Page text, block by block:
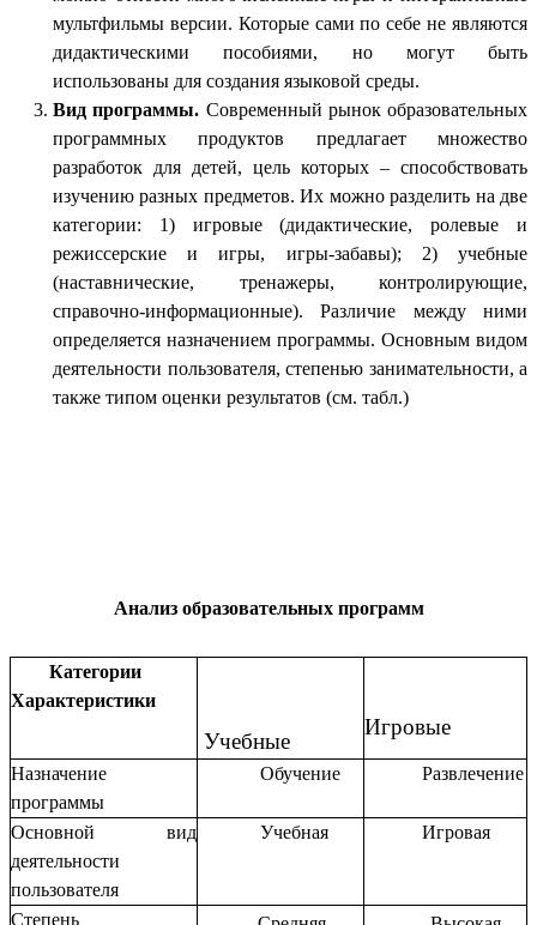
мультфильмы версии. Которые сами по себе не являются
дидактическими пособиями, но могут быть
использованы для создания языковой среды.
Вид программы. Современный рынок образовательных
программных продуктов предлагает множество
разработок для детей, цель которых – способствовать
изучению разных предметов. Их можно разделить на две
категории: 1) игровые (дидактические, ролевые и
режиссерские и игры, игры-забавы); 2) учебные
(наставнические, тренажеры, контролирующие,
справочно-информационные). Различие между ними
определяется назначением программы. Основным видом
деятельности пользователя, степенью занимательности, а
также типом оценки результатов (см. табл.)
Анализ образовательных программ
Категории
Характеристики
Учебные
Игровые
Назначение
программы
Обучение Развлечение
Основной вид
деятельности
пользователя
Учебная Игровая
Степень